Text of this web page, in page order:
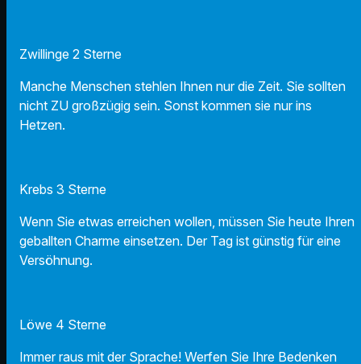
Zwillinge 2 Sterne
Manche Menschen stehlen Ihnen nur die Zeit. Sie sollten
nicht ZU großzügig sein. Sonst kommen sie nur ins
Hetzen.
Krebs 3 Sterne
Wenn Sie etwas erreichen wollen, müssen Sie heute Ihren
geballten Charme einsetzen. Der Tag ist günstig für eine
Versöhnung.
Löwe 4 Sterne
Immer raus mit der Sprache! Werfen Sie Ihre Bedenken